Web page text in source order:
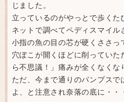
じました。
立っているのがやっとで歩くた
ネットで調べてペディスマイル
小指の魚の目の芯が硬くささっ
穴ぼこが開くほどに削っていた
ら不思議！」痛みが全くなくな
ただ、今まで通りのパンプスで
よ、と注意され奈落の底に・・